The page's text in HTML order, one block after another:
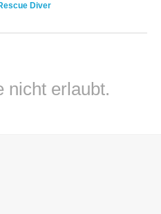
Diver
nicht erlaubt.